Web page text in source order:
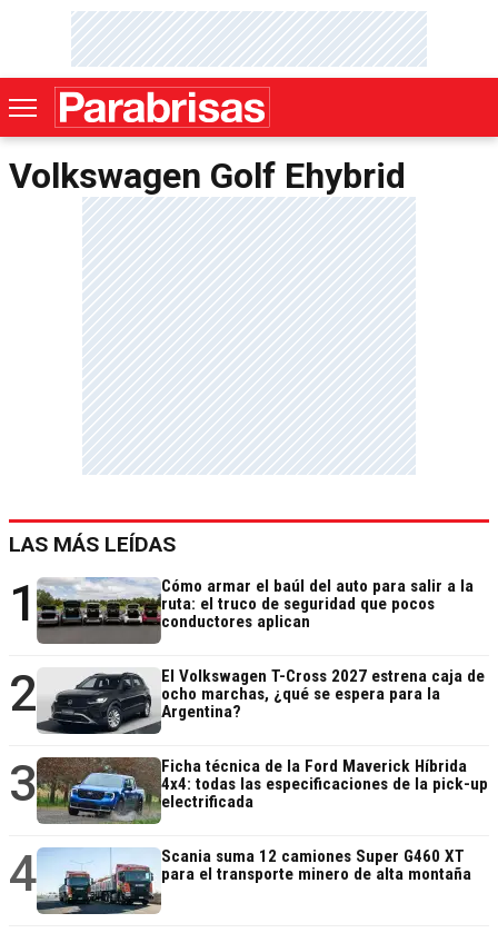
Volkswagen Golf Ehybrid
LAS MÁS LEÍDAS
1
Cómo armar el baúl del auto para salir a la
ruta: el truco de seguridad que pocos
conductores aplican
2
El Volkswagen T-Cross 2027 estrena caja de
ocho marchas, ¿qué se espera para la
Argentina?
3
Ficha técnica de la Ford Maverick Híbrida
4x4: todas las especificaciones de la pick-up
electrificada
4
Scania suma 12 camiones Super G460 XT
para el transporte minero de alta montaña